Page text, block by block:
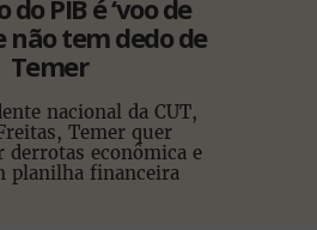
do PIB é ‘voo de
não tem dedo de
Temer
nacional da CUT,
Temer quer
econômica e
planilha financeira